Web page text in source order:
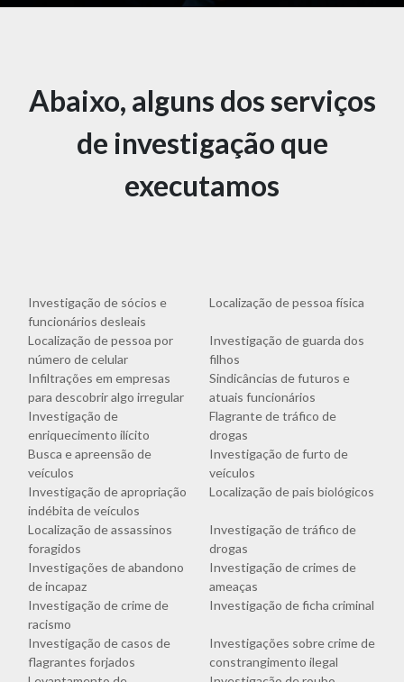
Abaixo, alguns dos serviços
de investigação que
executamos
Investigação de sócios e
funcionários desleais
Localização de pessoa física
Localização de pessoa por
número de celular
Investigação de guarda dos
filhos
Infiltrações em empresas
para descobrir algo irregular
Sindicâncias de futuros e
atuais funcionários
Investigação de
enriquecimento ilícito
Flagrante de tráfico de
drogas
Busca e apreensão de
veículos
Investigação de furto de
veículos
Investigação de apropriação
indébita de veículos
Localização de pais biológicos
Localização de assassinos
foragidos
Investigação de tráfico de
drogas
Investigações de abandono
de incapaz
Investigação de crimes de
ameaças
Investigação de crime de
racismo
Investigação de ficha criminal
Investigação de casos de
flagrantes forjados
Investigações sobre crime de
constrangimento ilegal